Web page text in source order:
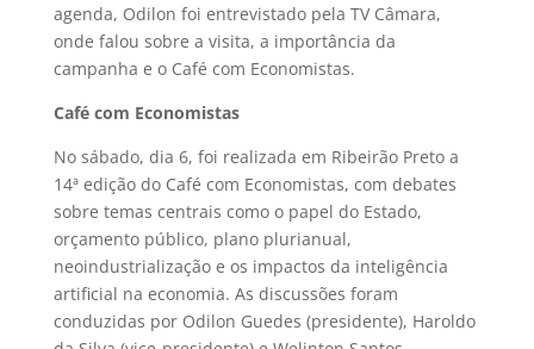
agenda, Odilon foi entrevistado pela TV Câmara,
onde falou sobre a visita, a importância da
campanha e o Café com Economistas.
Café com Economistas
No sábado, dia 6, foi realizada em Ribeirão Preto a
14ª edição do Café com Economistas, com debates
sobre temas centrais como o papel do Estado,
orçamento público, plano plurianual,
neoindustrialização e os impactos da inteligência
artificial na economia. As discussões foram
conduzidas por Odilon Guedes (presidente), Haroldo